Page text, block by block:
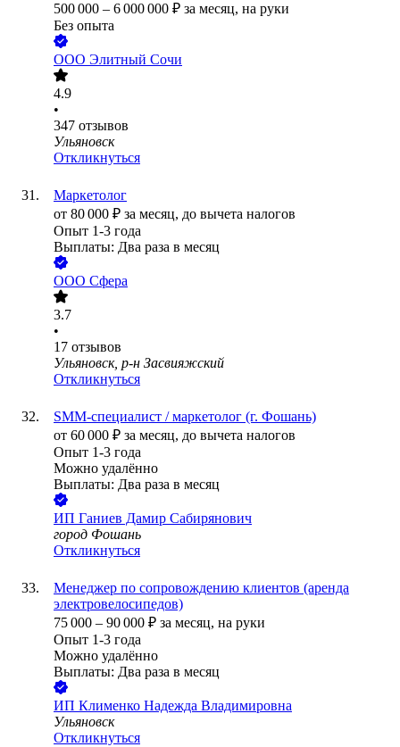
500 000 – 6 000 000 ₽ за месяц, на руки
Без опыта
ООО Элитный Сочи
4.9
•
347 отзывов
Ульяновск
Откликнуться
Маркетолог
от 80 000 ₽ за месяц, до вычета налогов
Опыт 1-3 года
Выплаты: Два раза в месяц
ООО Сфера
3.7
•
17 отзывов
Ульяновск, р-н Засвияжский
Откликнуться
SMM-специалист / маркетолог (г. Фошань)
от 60 000 ₽ за месяц, до вычета налогов
Опыт 1-3 года
Можно удалённо
Выплаты: Два раза в месяц
ИП Ганиев Дамир Сабирянович
город Фошань
Откликнуться
Менеджер по сопровождению клиентов (аренда
электровелосипедов)
75 000 – 90 000 ₽ за месяц, на руки
Опыт 1-3 года
Можно удалённо
Выплаты: Два раза в месяц
ИП Клименко Надежда Владимировна
Ульяновск
Откликнуться